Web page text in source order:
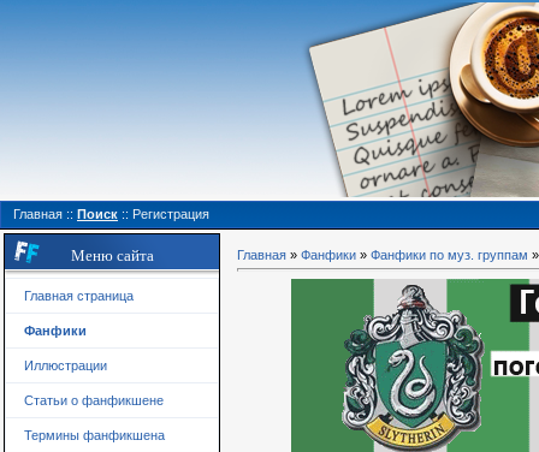
Главная :: Поиск :: Регистрация
Меню сайта
Главная страница
Фанфики
Иллюстрации
Статьи о фанфикшене
Термины фанфикшена
Главная » Фанфики » Фанфики по муз. группам